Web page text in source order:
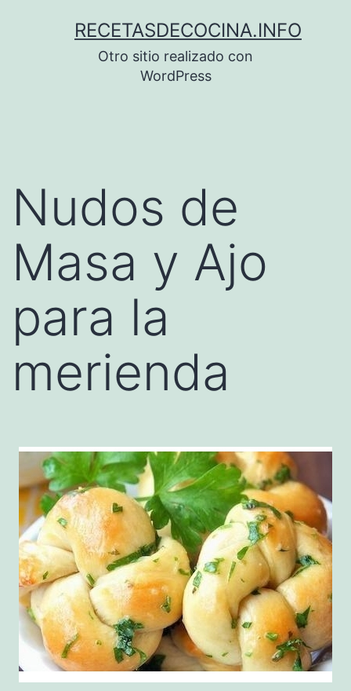
RECETASDECOCINA.INFO
Otro sitio realizado con
WordPress
Nudos de
Masa y Ajo
para la
merienda